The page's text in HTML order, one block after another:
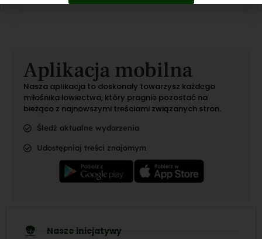
Aplikacja mobilna
Nasza aplikacja to doskonały towarzysz każdego
miłośnika łowiectwa, który pragnie pozostać na
bieżąco z najnowszymi treściami związanych stron.
Śledź aktualne wydarzenia
Udostępniaj treści znajomym
Nasze inicjatywy